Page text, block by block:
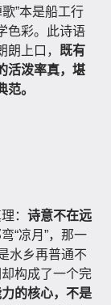
歌”本是船工行
色彩。此诗语
上口， 既有
活泼率真，堪
。
： 诗意不在远
“凉月”，那一
水乡再普通不
构成了一个完
的核心，不是